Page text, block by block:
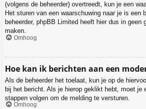
(volgens de beheerder) overtreedt, kun je een
Het sturen van een waarschuwing naar je is een
beheerder, phpBB Limited heeft hier dus in geen
maken.
Omhoog
Hoe kan ik berichten aan een
Als de beheerder het toelaat, kun je op de
bij het bericht. Als je hierop geklikt hebt, moet je
stappen volgen om de melding te versturen.
Omhoog